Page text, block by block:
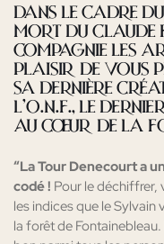
dans le cadre
mort du Claude
Compagnie les
plaisir de vous
sa dernière
l’O.N.F., le
AU CŒUR DE LA
“La Tour Denecourt a
codé ! Pour le déchiffrer,
les indices que le Sylvain
la forêt de